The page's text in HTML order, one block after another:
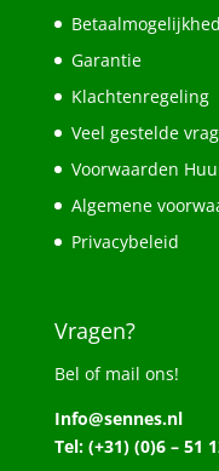
Garantie
Klachtenregeling
Veel gestelde
Voorwaarden
Algemene
Privacybeleid
Vragen?
Bel of mail ons!
Info@sennes.nl
Tel: (+31) (0)6 – 51